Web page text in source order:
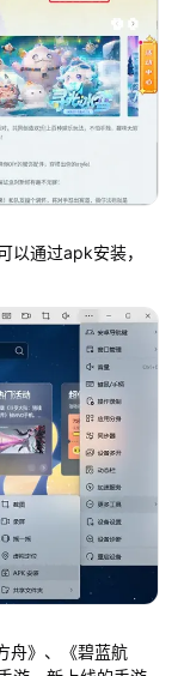
以通过apk安装，
舟》、《碧蓝航